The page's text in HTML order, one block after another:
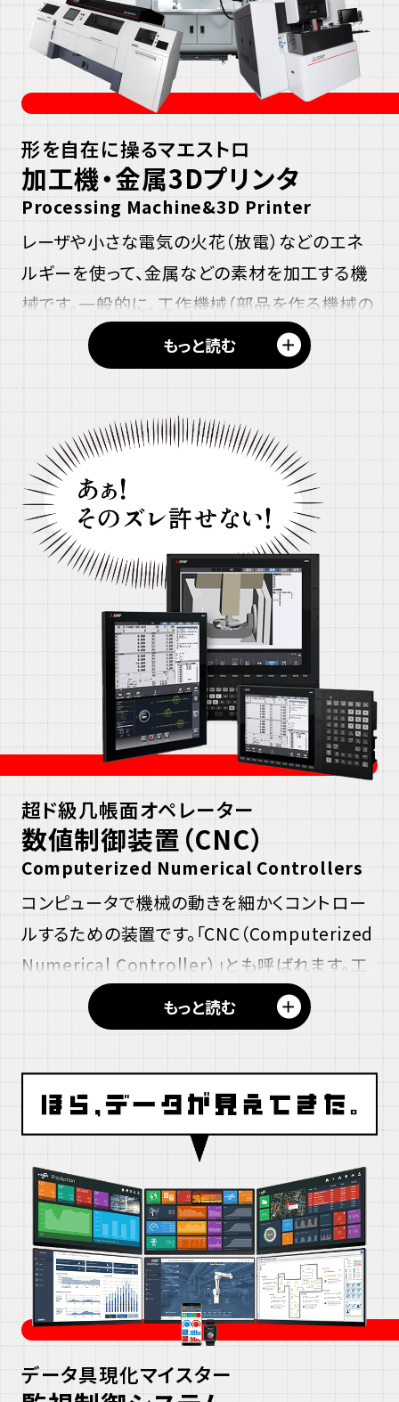
形を自在に操るマエストロ​
加工機・金属3Dス
リ
ー
デ
ィ
ー
プリンタ
Processing Machine&3Dス
リ
ー
デ
ィ
ー
Printer
レーザや小さな電気の火花（放電）などのエネ
ルギーを使って、金属などの素材を加工する機
械です。一般的に、工作機械（部品を作る機械の
総称）と呼ばれます。​
板金
ば
ん
ん
レーザ加工は強いレーザで金属を切ったり
穴をあけたりし、マイクロレーザは弱いレーザ
光で、スマホ等に使われる基板の穴あけに用い
られます。放電加工では、小さな電気の火花を
繰り返し発生させて、形を削ります。​
また、金属3Dス
リ
ー
デ
ー
プリンタは、金属ワイヤを何層も
重ねて立体の部品を作る装置で、違う種類の金
属同士をつなげて、今までにない部品を作るこ
ともできます。
レーザー加工機について詳しく見る
放電加工機について詳しく見る
金属3D
リ
ー
デ
ィ
ー
プリンタについて詳しく見る
もっと読む ＋
超ド級几帳面オペレーター​
数値制御装置（CNC）
Computerized Numerical Controllers
コンピュータで機械の動きを細かくコントロー
ルするための装置です。「CNC（Computerized
Numerical Controller）」とも呼ばれます。工
場にある工作機械（金属などを切ったり削った
りして部品を作る機械）に組み込まれています。
あらかじめ作られたプログラムに従って機械を
動かし、複雑な形状の部品を素早く正確に作る
役割を担っています。
数値制御装置（CNC）について詳しく見る
もっと読む ＋
データ具現化マイスター